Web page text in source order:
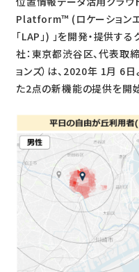
Platform™️ (ロケーションエ
「LAP」) 」を開発・提供す
社：東京都渋谷区、代表取
ョンズ）は、2020年 1月 6
た2点の新機能の提供を開始